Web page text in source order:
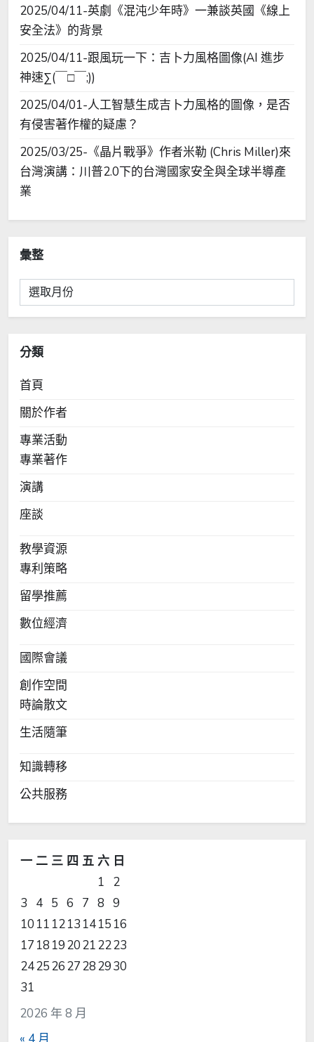
2025/04/11-英劇《混沌少年時》一兼談英國《線上
安全法》的背景
2025/04/11-跟風玩一下：吉卜力風格圖像(AI 進步
神速∑(￣□￣;))
2025/04/01-人工智慧生成吉卜力風格的圖像，是否
有侵害著作權的疑慮？
2025/03/25-《晶片戰爭》作者米勒 (Chris Miller)來
台灣演講：川普2.0下的台灣國家安全與全球半導產
業
彙整
彙
整
分類
首頁
關於作者
專業活動
專業著作
演講
座談
教學資源
專利策略
留學推薦
數位經濟
國際會議
創作空間
時論散文
生活隨筆
知識轉移
公共服務
2026 年 8 月
一 二 三 四 五 六 日
1
2
3
4 5 6 7 8 9
10 11 1213 1415 16
17 18 1920212223
24252627282930
31
« 4 月